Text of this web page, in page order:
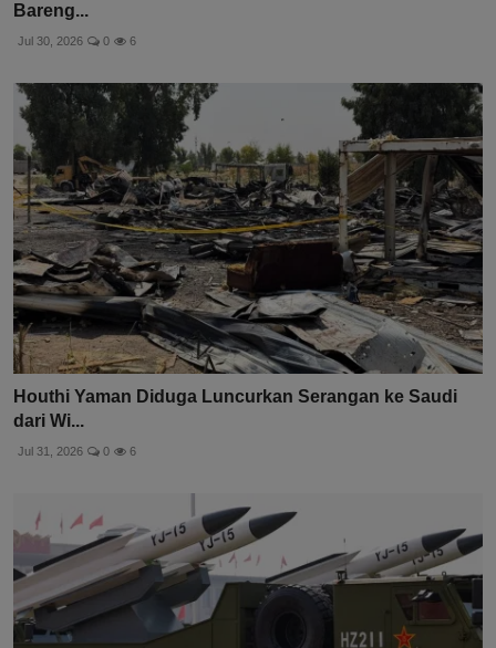
Bareng...
Jul 30, 2026 0 6
Houthi Yaman Diduga Luncurkan Serangan ke Saudi
dari Wi...
Jul 31, 2026 0 6